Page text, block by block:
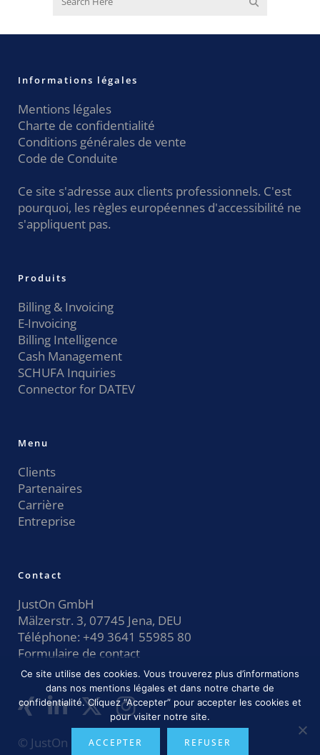
Informations légales
Mentions légales
Charte de confidentialité
Conditions générales de vente
Code de Conduite
Ce site s'adresse aux clients professionnels. C'est
pourquoi, les règles européennes d'accessibilité ne
s'appliquent pas.
Produits
Billing & Invoicing
E-Invoicing
Billing Intelligence
Cash Management
SCHUFA Inquiries
Connector for DATEV
Menu
Clients
Partenaires
Carrière
Entreprise
Contact
JustOn GmbH
Mälzerstr. 3, 07745 Jena, DEU
Téléphone: +49 3641 55985 80
Formulaire de contact
© JustOn GmbH 2026
Ce site utilise des cookies. Vous trouverez plus d’informations
dans nos mentions légales et dans notre charte de
confidentialité. Cliquez “Accepter” pour accepter les cookies et
pour visiter notre site.
ACCEPTER REFUSER